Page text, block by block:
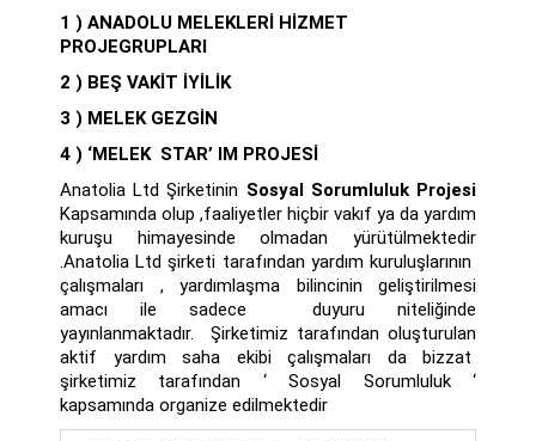
1 ) ANADOLU MELEKLERİ HİZMET
PROJEGRUPLARI
2 ) BEŞ VAKİT İYİLİK
3 ) MELEK GEZGİN
4 ) ‘MELEK STAR’ IM PROJESİ
Anatolia Ltd Şirketinin Sosyal Sorumluluk Projesi
Kapsamında olup ,faaliyetler hiçbir vakıf ya da yardım
kuruşu himayesinde olmadan yürütülmektedir
.Anatolia Ltd şirketi tarafından yardım kuruluşlarının
çalışmaları , yardımlaşma bilincinin geliştirilmesi
amacı ile sadece duyuru niteliğinde
yayınlanmaktadır. Şirketimiz tarafından oluşturulan
aktif yardım saha ekibi çalışmaları da bizzat
şirketimiz tarafından ‘ Sosyal Sorumluluk ‘
kapsamında organize edilmektedir